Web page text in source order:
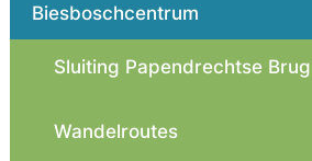
Biesboschcentrum
Sluiting Papendrechtse Brug
Wandelroutes